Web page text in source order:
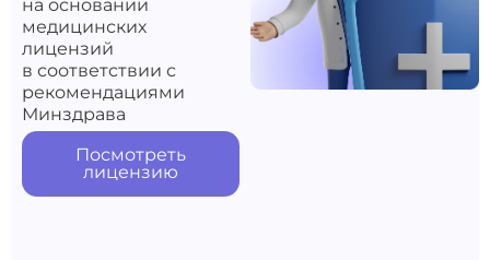
на основании
медицинских
лицензий
в соответствии с
рекомендациями
Минздрава
Посмотреть
лицензию